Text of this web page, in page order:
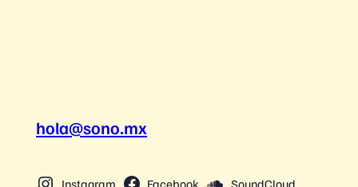
hola@sono.mx